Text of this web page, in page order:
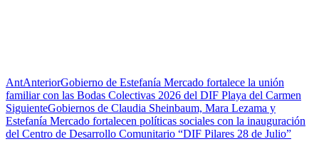
AntAnteriorGobierno de Estefanía Mercado fortalece la unión
familiar con las Bodas Colectivas 2026 del DIF Playa del Carmen
SiguienteGobiernos de Claudia Sheinbaum, Mara Lezama y
Estefanía Mercado fortalecen políticas sociales con la inauguración
del Centro de Desarrollo Comunitario “DIF Pilares 28 de Julio”